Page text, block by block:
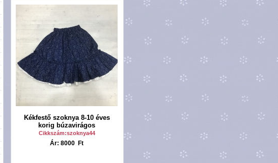
Kékfestő szoknya 8-10 éves
korig búzavirágos
Cikkszám:szoknya44
Ár: 8000 Ft